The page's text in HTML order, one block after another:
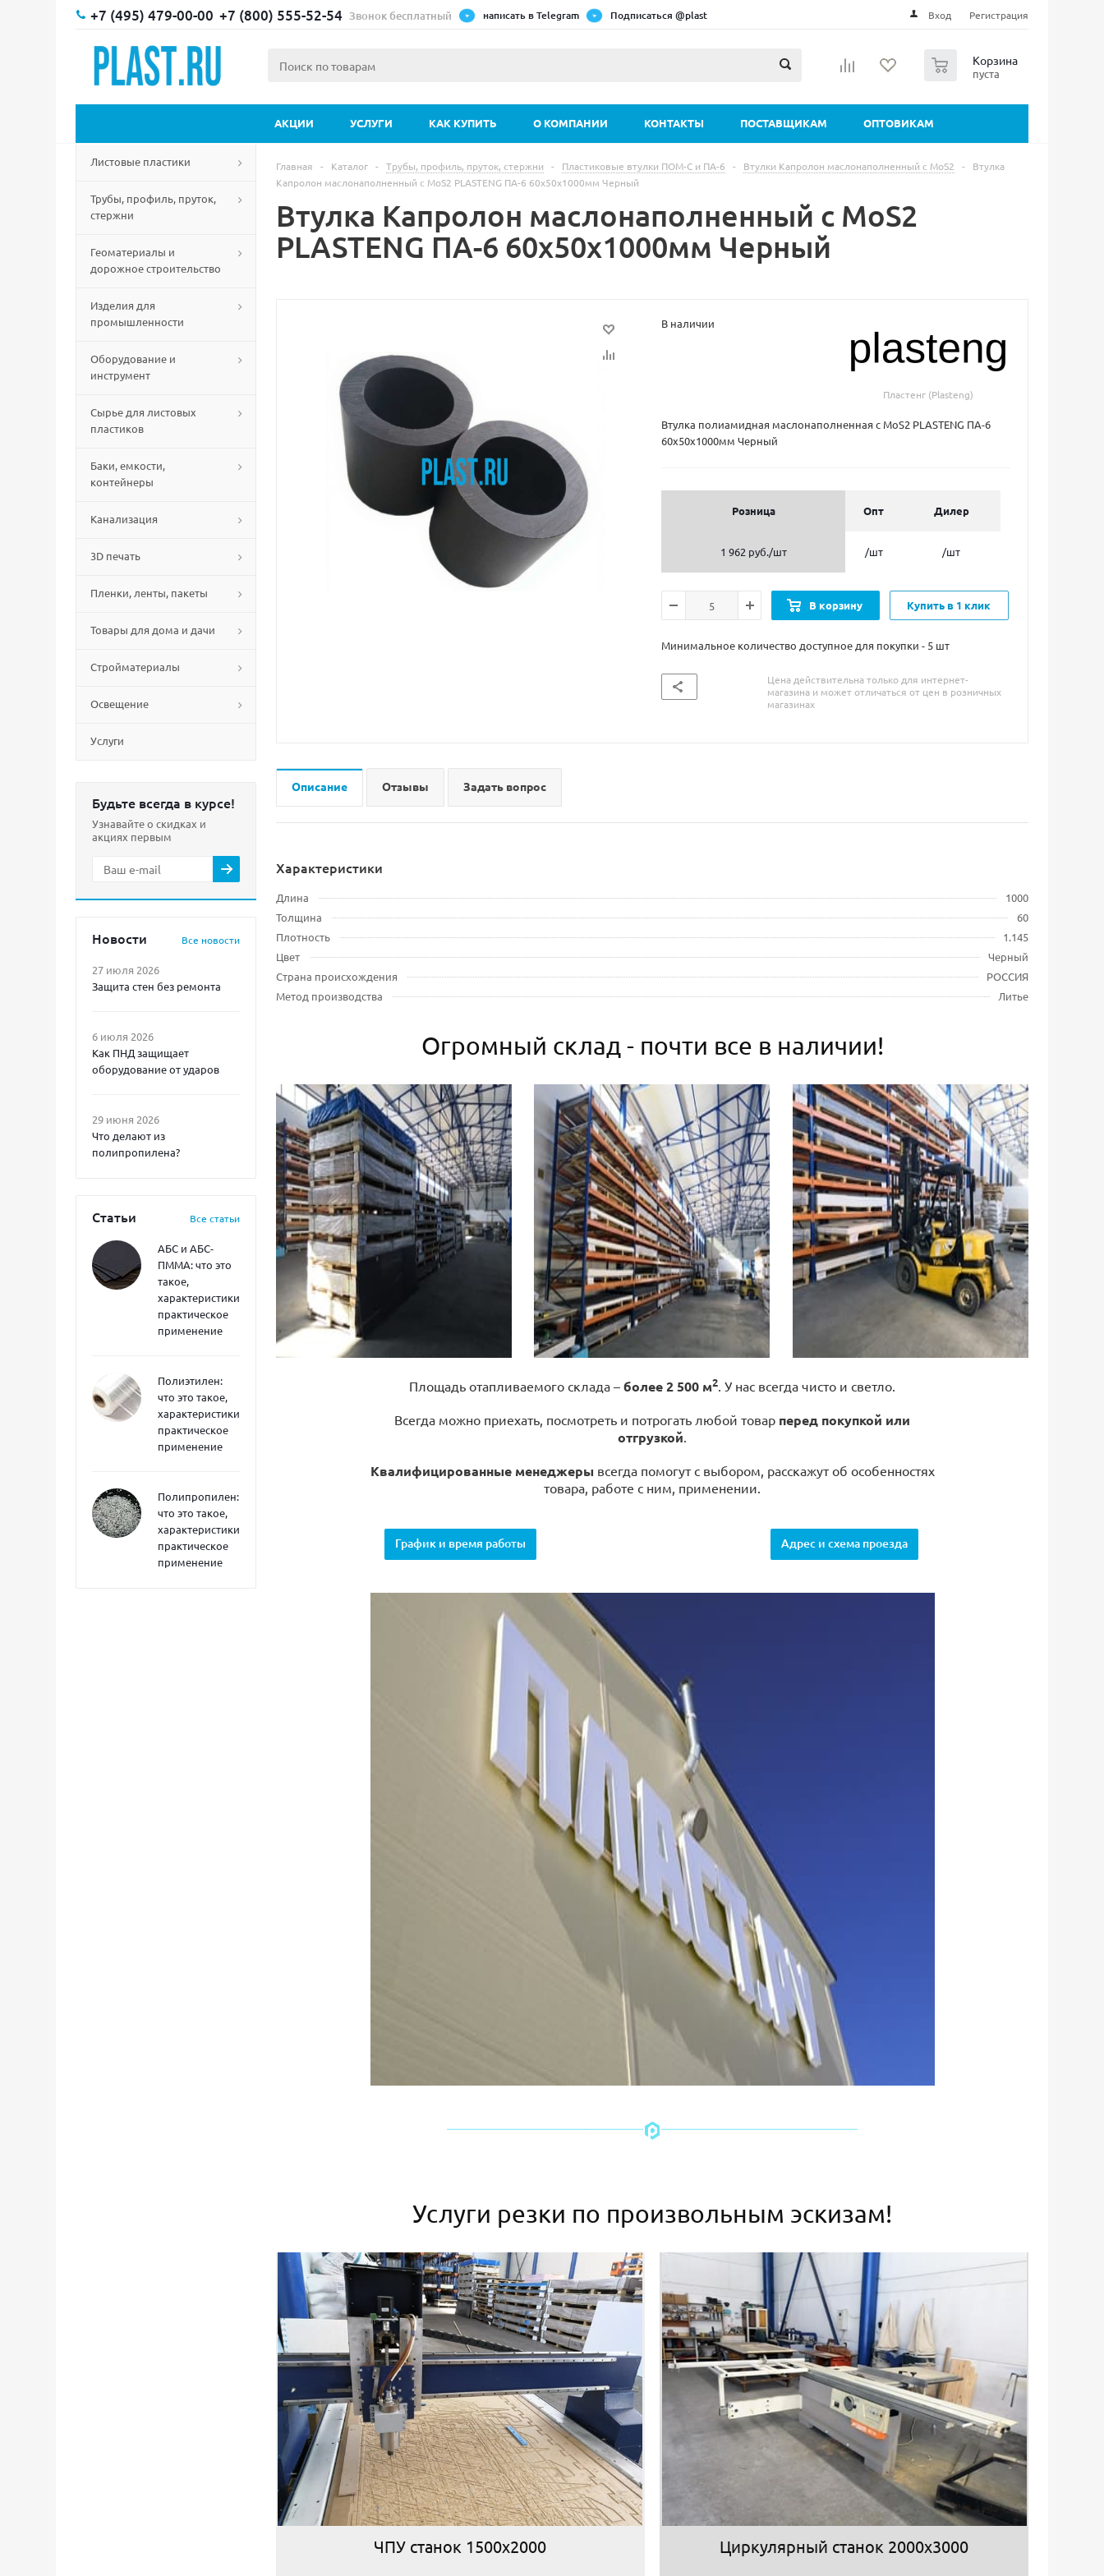
+7 (495) 479-00-00 +7 (800) 555-52-54 Звонок бесплатный написать в Telegram Подписаться @plast Вход Регистрация
Корзина
пуста
АКЦИИ УСЛУГИ КАК КУПИТЬ О КОМПАНИИ КОНТАКТЫ ПОСТАВЩИКАМ ОПТОВИКАМ
Листовые пластики
Трубы, профиль, пруток,
стержни
Геоматериалы и
дорожное строительство
Изделия для
промышленности
Оборудование и
инструмент
Сырье для листовых
пластиков
Баки, емкости,
контейнеры
Канализация
3D печать
Пленки, ленты, пакеты
Товары для дома и дачи
Стройматериалы
Освещение
Услуги
Будьте всегда в курсе!
Узнавайте о скидках и
акциях первым
Новости Все новости
27 июля 2026
Защита стен без ремонта
6 июля 2026
Как ПНД защищает
оборудование от ударов
29 июня 2026
Что делают из
полипропилена?
Статьи Все статьи
АБС и АБС-
ПММА: что это
такое,
характеристики,
практическое
применение
Полиэтилен:
что это такое,
характеристики,
практическое
применение
Полипропилен:
что это такое,
характеристики,
практическое
применение
Главная - Каталог - Трубы, профиль, пруток, стержни - Пластиковые втулки ПОМ-С и ПА-6 - Втулки Капролон маслонаполненный с MoS2 -
Втулка
Капролон маслонаполненный с MoS2 PLASTENG ПА-6 60х50х1000мм Черный
Втулка Капролон маслонаполненный с MoS2
PLASTENG ПА-6 60х50х1000мм Черный
В наличии
Пластенг (Plasteng)
Втулка полиамидная маслонаполненная с MoS2 PLASTENG ПА-6
60х50х1000мм Черный
Розница Опт Дилер
1 962 руб./шт /шт /шт
В корзину Купить в 1 клик
Минимальное количество доступное для покупки - 5 шт
Цена действительна только для интернет-
магазина и может отличаться от цен в розничных
магазинах
Описание Отзывы Задать вопрос
Характеристики
Длина
1000
Толщина
60
Плотность
1.145
Цвет
Черный
Страна происхождения
РОССИЯ
Метод производства
Литье
Огромный склад - почти все в наличии!
Площадь отапливаемого склада – более 2 500 м2. У нас всегда чисто и светло.
Всегда можно приехать, посмотреть и потрогать любой товар перед покупкой или
отгрузкой.
Квалифицированные менеджеры всегда помогут с выбором, расскажут об особенностях
товара, работе с ним, применении.
График и время работы Адрес и схема проезда
Услуги резки по произвольным эскизам!
ЧПУ станок 1500х2000 Циркулярный станок 2000х3000